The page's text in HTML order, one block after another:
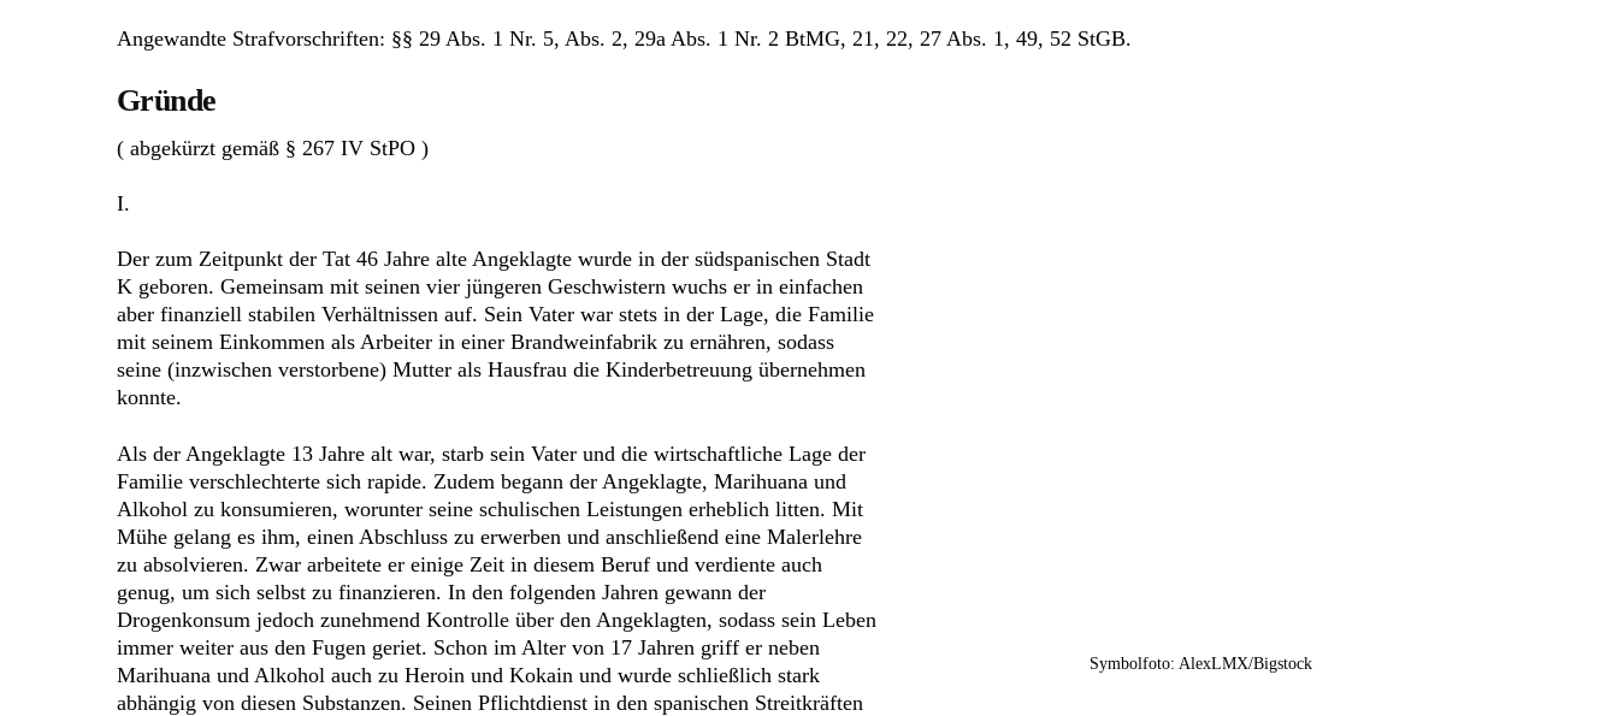
Angewandte Strafvorschriften: §§ 29 Abs. 1 Nr. 5, Abs. 2, 29a Abs. 1 Nr. 2 BtMG, 21, 22, 27 Abs. 1, 49, 52 StGB.
Gründe
( abgekürzt gemäß § 267 IV StPO )
I.
Symbolfoto: AlexLMX/Bigstock
Der zum Zeitpunkt der Tat 46 Jahre alte Angeklagte wurde in der südspanischen Stadt
K geboren. Gemeinsam mit seinen vier jüngeren Geschwistern wuchs er in einfachen
aber finanziell stabilen Verhältnissen auf. Sein Vater war stets in der Lage, die Familie
mit seinem Einkommen als Arbeiter in einer Brandweinfabrik zu ernähren, sodass
seine (inzwischen verstorbene) Mutter als Hausfrau die Kinderbetreuung übernehmen
konnte.
Als der Angeklagte 13 Jahre alt war, starb sein Vater und die wirtschaftliche Lage der
Familie verschlechterte sich rapide. Zudem begann der Angeklagte, Marihuana und
Alkohol zu konsumieren, worunter seine schulischen Leistungen erheblich litten. Mit
Mühe gelang es ihm, einen Abschluss zu erwerben und anschließend eine Malerlehre
zu absolvieren. Zwar arbeitete er einige Zeit in diesem Beruf und verdiente auch
genug, um sich selbst zu finanzieren. In den folgenden Jahren gewann der
Drogenkonsum jedoch zunehmend Kontrolle über den Angeklagten, sodass sein Leben
immer weiter aus den Fugen geriet. Schon im Alter von 17 Jahren griff er neben
Marihuana und Alkohol auch zu Heroin und Kokain und wurde schließlich stark
abhängig von diesen Substanzen. Seinen Pflichtdienst in den spanischen Streitkräften